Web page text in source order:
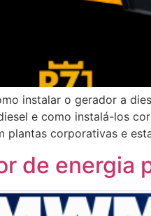
instalar o gerador a
e como instalá-los
plantas corporativas e
de energia